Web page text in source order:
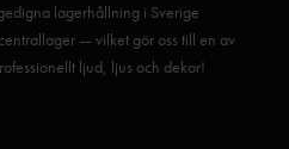
lagerhållning i Sverige
— vilket gör oss till en av
ljud, ljus och dekor!